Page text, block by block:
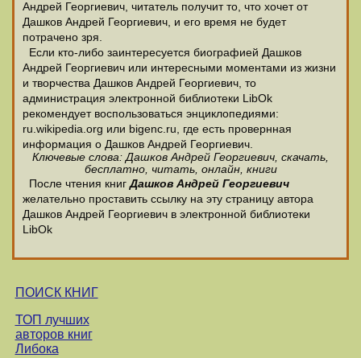
Андрей Георгиевич, читатель получит то, что хочет от
Дашков Андрей Георгиевич, и его время не будет
потрачено зря.
Если кто-либо заинтересуется биографией Дашков
Андрей Георгиевич или интересными моментами из жизни
и творчества Дашков Андрей Георгиевич, то
администрация электронной библиотеки LibOk
рекомендует воспользоваться энциклопедиями:
ru.wikipedia.org или bigenc.ru, где есть провернная
информация о Дашков Андрей Георгиевич.
Ключевые слова: Дашков Андрей Георгиевич, скачать,
бесплатно, читать, онлайн, книги
После чтения книгДашков Андрей Георгиевич
желательно проставить ссылку на эту страницу автора
Дашков Андрей Георгиевич в электронной библиотеки
LibOk
ПОИСК КНИГ
ТОП лучших
авторов книг
Либока